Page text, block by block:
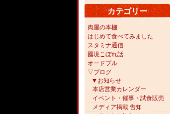
カテゴリー
肉屋の本棚
はじめて食べてみました
スタミナ通信
國境こぼれ話
オードブル
▽ブログ
▼お知らせ
本店営業カレンダー
イベント・催事・試食販売
メディア掲載 告知